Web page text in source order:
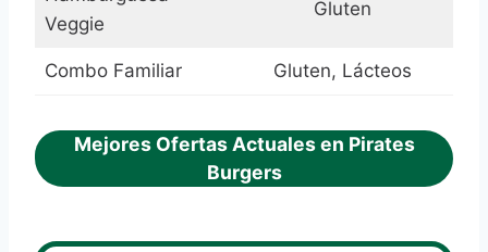
Veggie
Gluten
Combo Familiar Gluten, Lácteos
Mejores Ofertas Actuales en Pirates
Burgers